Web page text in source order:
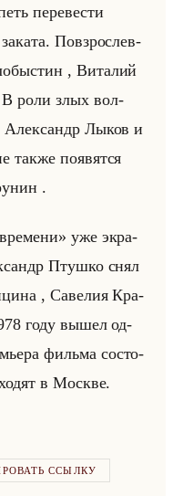
пе­ре­ве­сти
По­взрос­лев­
, Ви­та­лий
роли злых вол­
Лыков и
также по­явят­ся
.
уже экра­
Птуш­ко снял
, Са­ве­лия Кра­
году вышел од­
фильма со­сто­
в Москве.
ССЫЛКУ